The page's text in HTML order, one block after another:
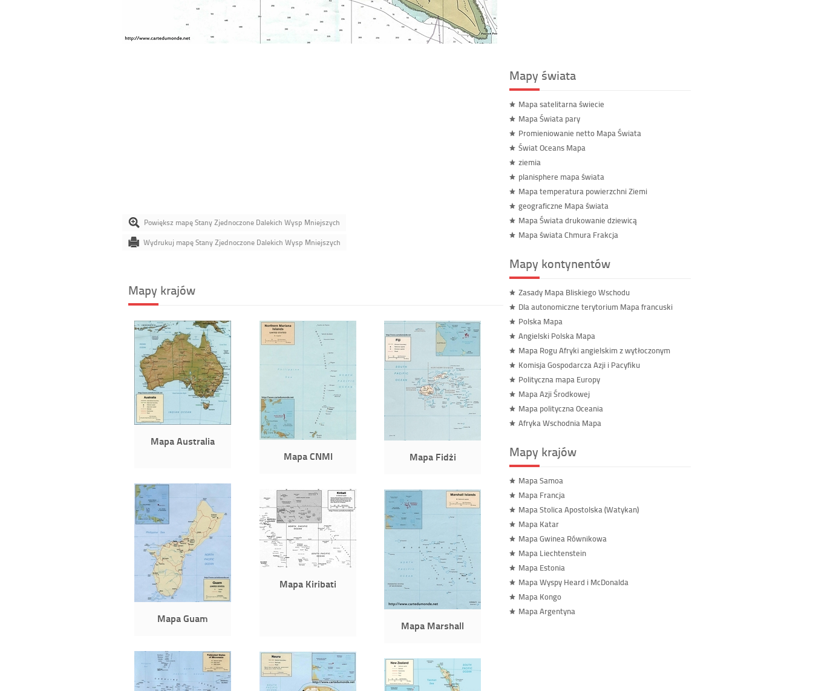
Powiększ mapę Stany Zjednoczone Dalekich Wysp Mniejszych
Wydrukuj mapę Stany Zjednoczone Dalekich Wysp Mniejszych
Mapy krajów
Mapa Australia
Mapa CNMI
Mapa Fidżi
Mapa Guam
Mapa Kiribati
Mapa Marshall
Mapy świata
Mapa satelitarna świecie
Mapa Świata pary
Promieniowanie netto Mapa Świata
Świat Oceans Mapa
ziemia
planisphere mapa świata
Mapa temperatura powierzchni Ziemi
geograficzne Mapa świata
Mapa Świata drukowanie dziewicą
Mapa świata Chmura Frakcja
Mapy kontynentów
Zasady Mapa Bliskiego Wschodu
Dla autonomiczne terytorium Mapa francuski
Polska Mapa
Angielski Polska Mapa
Mapa Rogu Afryki angielskim z wytłoczonym
Komisja Gospodarcza Azji i Pacyfiku
Polityczna mapa Europy
Mapa Azji Środkowej
Mapa polityczna Oceania
Afryka Wschodnia Mapa
Mapy krajów
Mapa Samoa
Mapa Francja
Mapa Stolica Apostolska (Watykan)
Mapa Katar
Mapa Gwinea Równikowa
Mapa Liechtenstein
Mapa Estonia
Mapa Wyspy Heard i McDonalda
Mapa Kongo
Mapa Argentyna